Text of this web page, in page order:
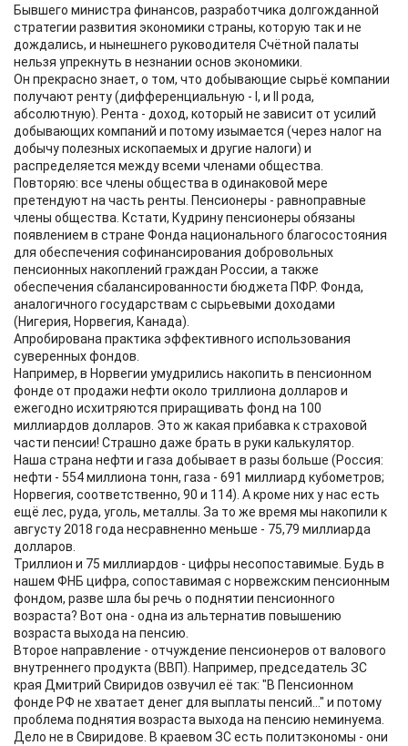
Бывшего министра финансов, разработчика долгожданной
стратегии развития экономики страны, которую так и не
дождались, и нынешнего руководителя Счётной палаты
нельзя упрекнуть в незнании основ экономики.
Он прекрасно знает, о том, что добывающие сырьё компании
получают ренту (дифференциальную - I, и II рода,
абсолютную). Рента - доход, который не зависит от усилий
добывающих компаний и потому изымается (через налог на
добычу полезных ископаемых и другие налоги) и
распределяется между всеми членами общества.
Повторяю: все члены общества в одинаковой мере
претендуют на часть ренты. Пенсионеры - равноправные
члены общества. Кстати, Кудрину пенсионеры обязаны
появлением в стране Фонда национального благосостояния
для обеспечения софинансирования добровольных
пенсионных накоплений граждан России, а также
обеспечения сбалансированности бюджета ПФР. Фонда,
аналогичного государствам с сырьевыми доходами
(Нигерия, Норвегия, Канада).
Апробирована практика эффективного использования
суверенных фондов.
Например, в Норвегии умудрились накопить в пенсионном
фонде от продажи нефти около триллиона долларов и
ежегодно исхитряются приращивать фонд на 100
миллиардов долларов. Это ж какая прибавка к страховой
части пенсии! Страшно даже брать в руки калькулятор.
Наша страна нефти и газа добывает в разы больше (Россия:
нефти - 554 миллиона тонн, газа - 691 миллиард кубометров;
Норвегия, соответственно, 90 и 114). А кроме них у нас есть
ещё лес, руда, уголь, металлы. За то же время мы накопили к
августу 2018 года несравненно меньше - 75,79 миллиарда
долларов.
Триллион и 75 миллиардов - цифры несопоставимые. Будь в
нашем ФНБ цифра, сопоставимая с норвежским пенсионным
фондом, разве шла бы речь о поднятии пенсионного
возраста? Вот она - одна из альтернатив повышению
возраста выхода на пенсию.
Второе направление - отчуждение пенсионеров от валового
внутреннего продукта (ВВП). Например, председатель ЗС
края Дмитрий Свиридов озвучил её так: "В Пенсионном
фонде РФ не хватает денег для выплаты пенсий..." и потому
проблема поднятия возраста выхода на пенсию неминуема.
Дело не в Свиридове. В краевом ЗС есть политэкономы - они